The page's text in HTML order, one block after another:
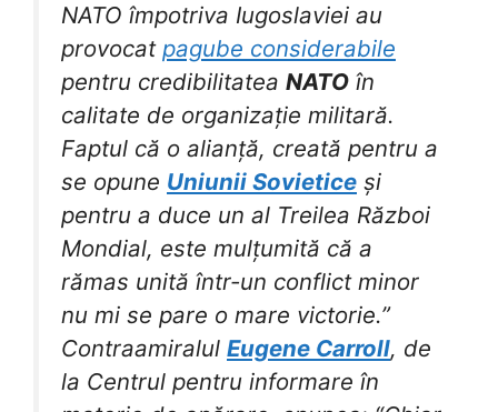
NATO împotriva Iugoslaviei au
provocat pagube considerabile
pentru credibilitatea NATO în
calitate de organizație militară.
Faptul că o alianță, creată pentru a
se opune Uniunii Sovietice și
pentru a duce un al Treilea Război
Mondial, este mulțumită că a
rămas unită într-un conflict minor
nu mi se pare o mare victorie.”
Contraamiralul Eugene Carroll, de
la Centrul pentru informare în